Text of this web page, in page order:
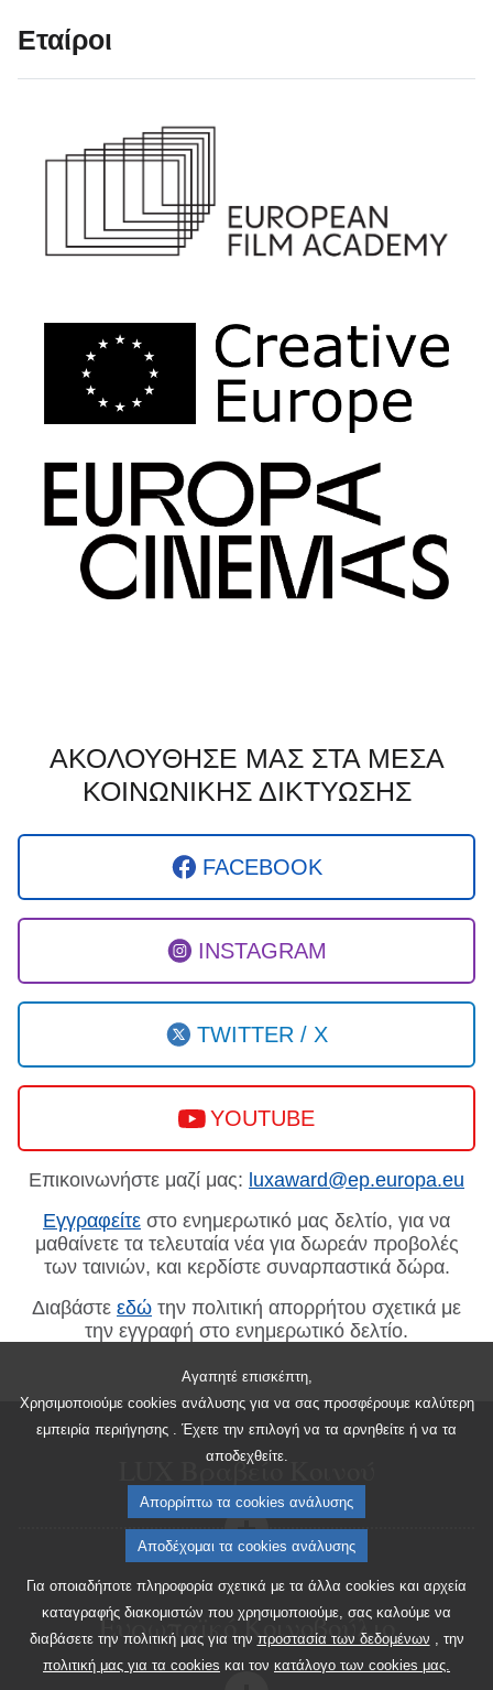
Αγαπητέ επισκέπτη,
Χρησιμοποιούμε cookies ανάλυσης για να σας προσφέρουμε καλύτερη
εμπειρία περιήγησης . Έχετε την επιλογή να τα αρνηθείτε ή να τα
αποδεχθείτε.
Απορρίπτω τα cookies ανάλυσης
Αποδέχομαι τα cookies ανάλυσης
Για οποιαδήποτε πληροφορία σχετικά με τα άλλα cookies και αρχεία
καταγραφής διακομιστών που χρησιμοποιούμε, σας καλούμε να
διαβάσετε την πολιτική μας για την προστασία των δεδομένων , την
πολιτική μας για τα cookies και τον κατάλογο των cookies μας.
Εταίροι
ΑΚΟΛΟΥΘΗΣΕ ΜΑΣ ΣΤΑ ΜΕΣΑ
ΚΟΙΝΩΝΙΚΗΣ ΔΙΚΤΥΩΣΗΣ
FACEBOOK
INSTAGRAM
TWITTER / X
YOUTUBE
Επικοινωνήστε μαζί μας: luxaward@ep.europa.eu
Εγγραφείτε στο ενημερωτικό μας δελτίο, για να
μαθαίνετε τα τελευταία νέα για δωρεάν προβολές
των ταινιών, και κερδίστε συναρπαστικά δώρα.
Διαβάστε εδώ την πολιτική απορρήτου σχετικά με
την εγγραφή στο ενημερωτικό δελτίο.
LUX Βραβείο Κοινού
Ευρωπαϊκό Κοινοβούλιο